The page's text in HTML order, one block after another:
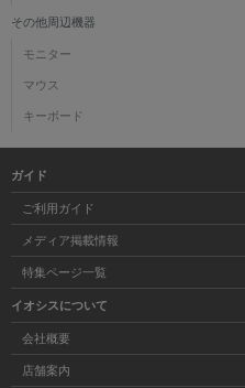
その他周辺機器
モニター
マウス
キーボード
ガイド
ご利用ガイド
メディア掲載情報
特集ページ一覧
イオシスについて
会社概要
店舗案内